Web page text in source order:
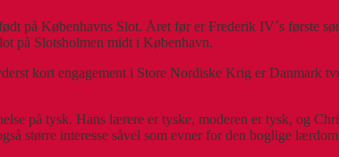
på Københavns Slot. Året før er Frederik IV´s første
på Slotsholmen midt i København.
kort engagement i Store Nordiske Krig er Danmark
på tysk. Hans lærere er tyske, moderen er tysk, og
større interesse såvel som evner for den boglige